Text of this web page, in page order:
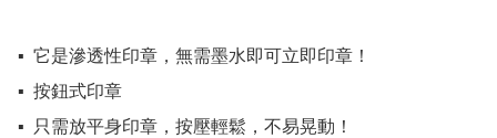
▪️  它是滲透性印章，無需墨水即可立即印章！
▪️  按鈕式印章
▪️  只需放平身印章，按壓輕鬆，不易晃動！